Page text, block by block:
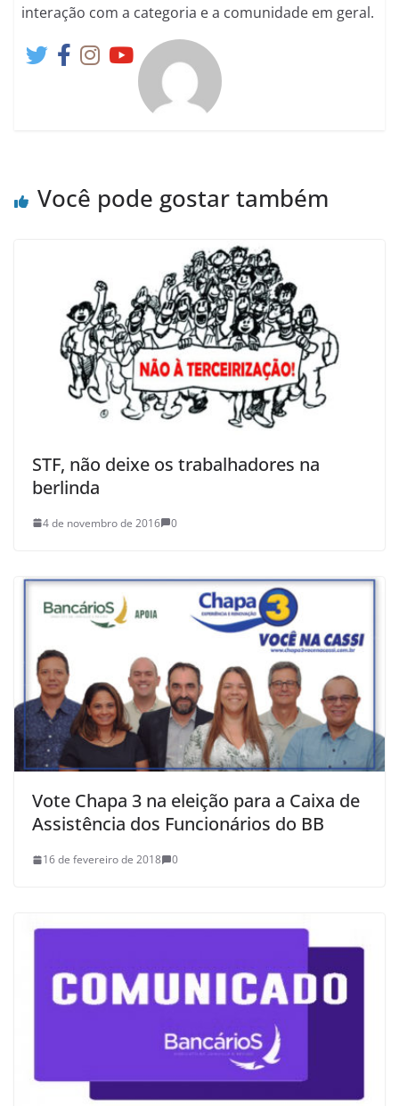
interação com a categoria e a comunidade em geral.
Você pode gostar também
STF, não deixe os trabalhadores na
berlinda
4 de novembro de 2016 0
Vote Chapa 3 na eleição para a Caixa de
Assistência dos Funcionários do BB
16 de fevereiro de 2018 0